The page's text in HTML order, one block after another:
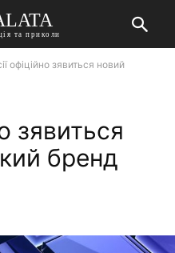
та приколи
офіційно зявиться новий
зявиться
бренд